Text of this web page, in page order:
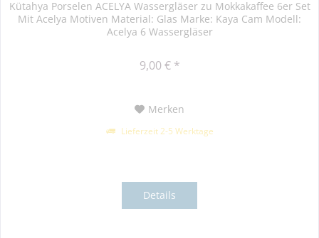
Kütahya Porselen ACELYA Wassergläser zu Mokkakaffee 6er Set
Mit Acelya Motiven Material: Glas Marke: Kaya Cam Modell:
Acelya 6 Wassergläser
9,00 € *
Merken
Lieferzeit 2-5 Werktage
Details